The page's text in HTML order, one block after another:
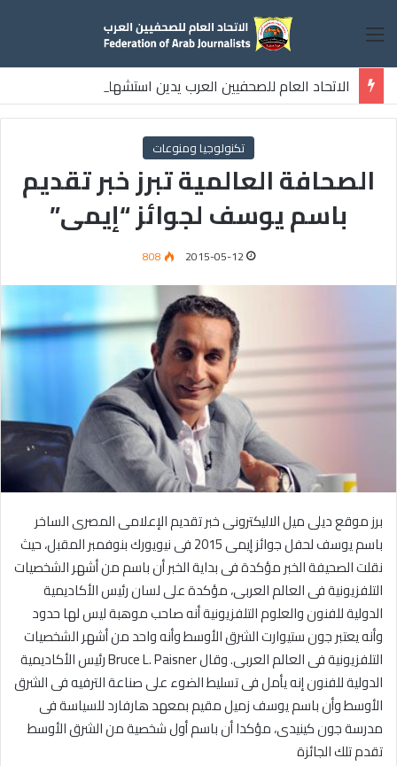
القائمة
الاتحاد العام للصحفيين العرب يدين استشهاد
ثلاثة صحفيين فلسطينيين باستهداف إسرائيلي وسط قطاع غزة
تكنولوجيا ومنوعات
الصحافة العالمية تبرز خبر تقديم
باسم يوسف لجوائز “إيمى”
2015-05-12
808
برز موقع ديلى ميل الاليكترونى خبر تقديم الإعلامى المصرى الساخر
باسم يوسف لحفل جوائز إيمى 2015 فى نيويورك بنوفمبر المقبل، حيث
نقلت الصحيفة الخبر مؤكدة فى بداية الخبر أن باسم من أشهر الشخصيات
التلفزيونية فى العالم العربى، مؤكدة على لسان رئيس الأكاديمية
الدولية للفنون والعلوم التلفزيونية أنه صاحب موهبة ليس لها حدود
وأنه يعتبر جون ستيوارت الشرق الأوسط وأنه واحد من أشهر الشخصيات
التلفزيونية فى العالم العربى. وقال Bruce L. Paisner رئيس الأكاديمية
الدولية للفنون إنه يأمل فى تسليط الضوء على صناعة الترفيه فى الشرق
الأوسط وأن باسم يوسف زميل مقيم بمعهد هارفارد للسياسة فى
مدرسة جون كينيدى، مؤكدا أن باسم أول شخصية من الشرق الأوسط
تقدم تلك الجائزة